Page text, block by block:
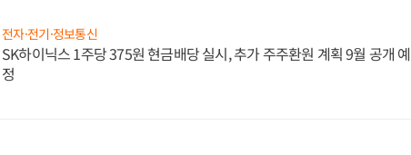
전자·전기·정보통신
SK하이닉스 1주당 375원 현금배당 실시, 추가 주주환원 계획 9월 공개 예
정